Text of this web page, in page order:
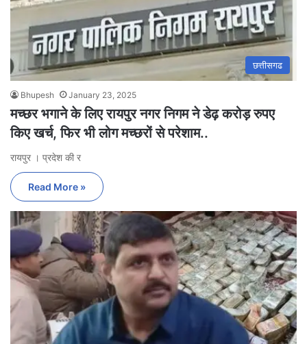
छत्तीसगढ
Bhupesh January 23, 2025
मच्छर भगाने के लिए रायपुर नगर निगम ने डेढ़ करोड़ रुपए
किए खर्च, फिर भी लोग मच्छरों से परेशाम..
रायपुर । प्रदेश की र
Read More »